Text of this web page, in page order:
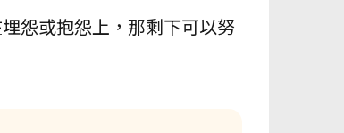
怨或抱怨上，那剩下可以努